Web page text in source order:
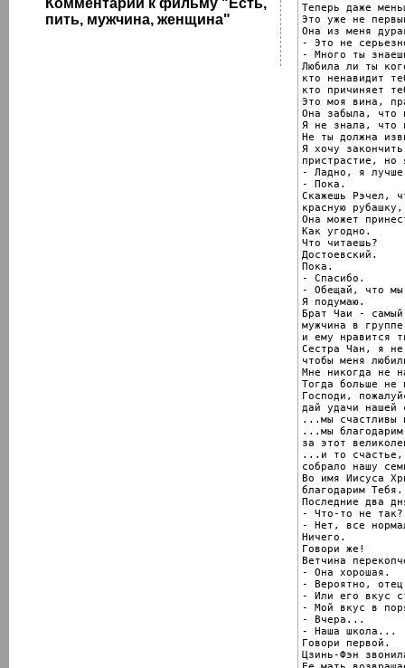
Комментарии к фильму "Есть,
пить, мужчина, женщина"
Теперь даже
Это уже не
Она из меня
- Это не
- Много ты
Любила ли ты
кто ненавидит
кто причиняет
Это моя вина,
Она забыла, что
Я не знала, что
Не ты должна
Я хочу
пристрастие, но
- Ладно, я
- Пока.
Скажешь Рэчел,
красную
Она может
Как угодно.
Что читаешь?
Достоевский.
Пока.
- Спасибо.
- Обещай, что мы
Я подумаю.
Брат Чаи - самый
мужчина в
и ему нравится
Сестра Чан, я
чтобы меня
Мне никогда не
Тогда больше не
Господи,
дай удачи
...мы счастливы
...мы
за этот
...и то счастье,
собрало нашу
Во имя Иисуса
благодарим
Последние два
- Что-то не так?
- Нет, все
Ничего.
Говори же!
Ветчина
- Она хорошая.
- Вероятно,
- Или его вкус
- Мой вкус в
- Вчера...
- Наша школа...
Говори первой.
Цзинь-Фэн